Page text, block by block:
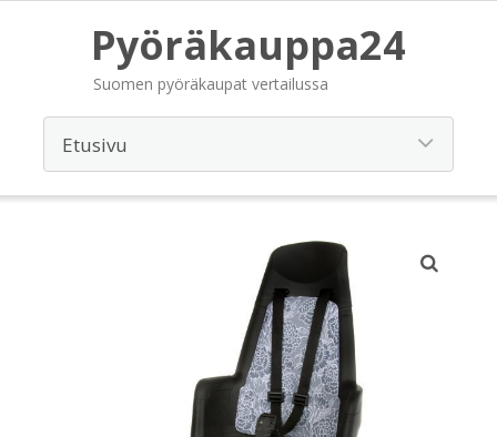
Pyöräkauppa24
Suomen pyöräkaupat vertailussa